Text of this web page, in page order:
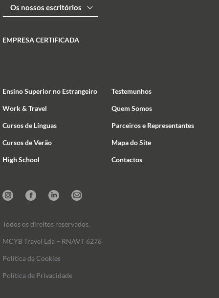
EMPRESA CERTIFICADA
Ensino Superior no Estrangeiro
Work & Travel
Cursos de Línguas
Cursos de Verão
High School
Testemunhos
Quem Somos
Parceiros e Representantes
Mapa do Site
Contactos
Todos os direitos reservados.
Política de Cookies
Política de Privacidade
InstagramFacebookLinkedinMail
MCYB Travel Lda – RNAVT 6276